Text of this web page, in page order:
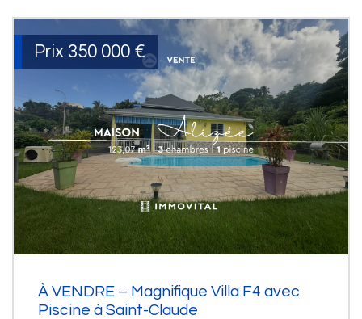
Prix 350 000 €
À VENDRE – Magnifique Villa F4 avec
Piscine à Saint-Claude